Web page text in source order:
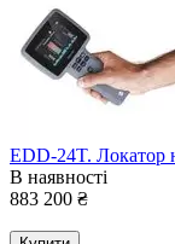
EDD-24T. Локатор
В наявності
883 200 ₴